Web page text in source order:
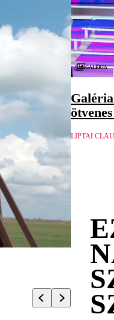
Galéria
LIPTAI